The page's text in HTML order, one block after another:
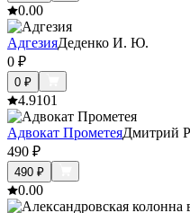
0.00
АдгезияДеденко И. Ю.
0 ₽
0 ₽
4.9101
Адвокат ПрометеяДмитрий
490 ₽
490 ₽
0.00